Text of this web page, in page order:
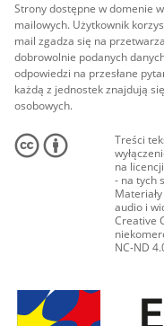
Strony dostępne w domenie
mailowych. Użytkownik
mail zgadza się na
dobrowolnie podanych
odpowiedzi na przesłane
każdą z jednostek znajdują
osobowych.
Treści
na
- na tych
audio i
Creative
NC-ND